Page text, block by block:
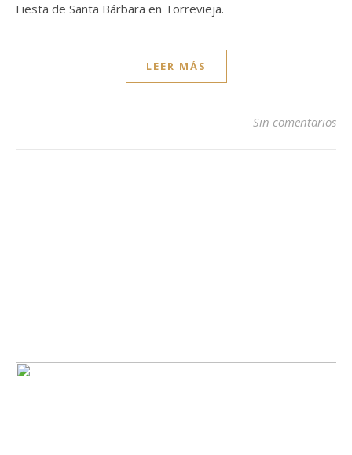
Fiesta de Santa Bárbara en Torrevieja.
LEER MÁS
Sin comentarios